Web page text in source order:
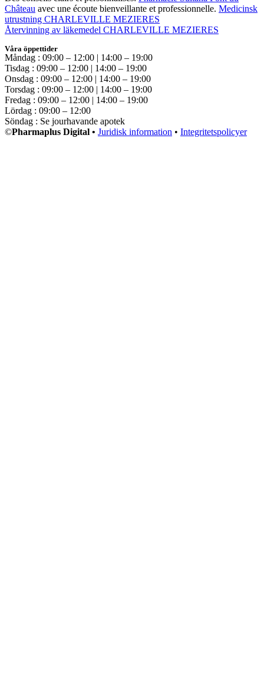
Château avec une écoute bienveillante et professionnelle. Medicinsk
utrustning CHARLEVILLE MEZIERES
Återvinning av läkemedel CHARLEVILLE MEZIERES
Våra öppettider
Måndag : 09:00 – 12:00 | 14:00 – 19:00
Tisdag : 09:00 – 12:00 | 14:00 – 19:00
Onsdag : 09:00 – 12:00 | 14:00 – 19:00
Torsdag : 09:00 – 12:00 | 14:00 – 19:00
Fredag : 09:00 – 12:00 | 14:00 – 19:00
Lördag : 09:00 – 12:00
Söndag : Se jourhavande apotek
©Pharmaplus Digital • Juridisk information • Integritetspolicyer